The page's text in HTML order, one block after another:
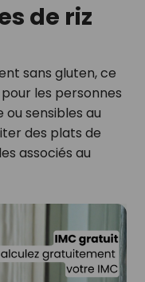
de riz
sans gluten, ce
les personnes
sensibles au
des plats de
associés au